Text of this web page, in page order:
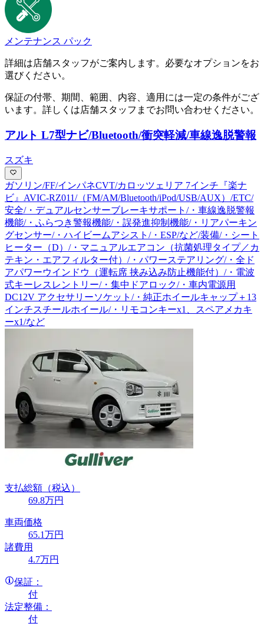
メンテナンス パック
詳細は店舗スタッフがご案内します。必要なオプションをお
選びください。
保証の付帯、期間、範囲、内容、適用には一定の条件がござ
います。詳しくは店舗スタッフまでお問い合わせください。
アルト L7型ナビ/Bluetooth/衝突軽減/車線逸脱警報
スズキ
ガソリン/FF/インパネCVT/カロッツェリア 7インチ『楽ナ
ビ』AVIC-RZ011/（FM/AM/Bluetooth/iPod/USB/AUX）/ETC/
安全/・デュアルセンサーブレーキサポート/・車線逸脱警報
機能/・ふらつき警報機能/・誤発進抑制機能/・リアパーキン
グセンサー/・ハイビームアシスト/・ESP/など/装備/・シート
ヒーター（D）/・マニュアルエアコン（抗菌処理タイプ／カ
テキン・エアフィルター付）/・パワーステアリング/・全ド
アパワーウインドウ（運転席 挟み込み防止機能付）/・電波
式キーレスレントリー/・集中ドアロック/・車内電源用
DC12V アクセサリーソケット/・純正ホイールキャップ＋13
インチスチールホイール/・リモコンキーx1、スペアメカキ
ーx1/など
支払総額 （税込）
69.8万円
車両価格
65.1万円
諸費用
4.7万円
保証：
付
法定整備：
付